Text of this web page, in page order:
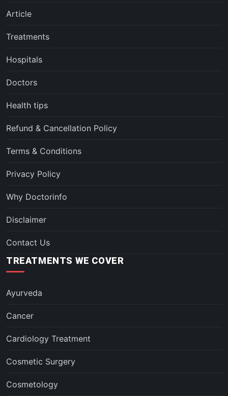
Article
Treatments
Hospitals
Doctors
Health tips
Refund & Cancellation Policy
Terms & Conditions
Privacy Policy
Why Doctorinfo
Disclaimer
Contact Us
TREATMENTS WE COVER
Ayurveda
Cancer
Cardiology Treatment
Cosmetic Surgery
Cosmetology